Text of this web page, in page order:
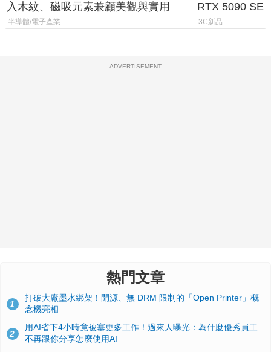
入木紋、磁吸元素兼顧美觀與實用
半導體/電子產業
RTX 5090 SE
體
3C新品
ADVERTISEMENT
熱門文章
1
打破大廠墨水綁架！開源、無 DRM 限制的「Open Printer」概
念機亮相
2
用AI省下4小時竟被塞更多工作！過來人曝光：為什麼優秀員工
不再跟你分享怎麼使用AI